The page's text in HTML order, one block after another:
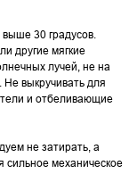
30 градусов.
другие мягкие
лучей, не на
выкручивать для
и отбеливающие
не затирать, а
сильное механическое